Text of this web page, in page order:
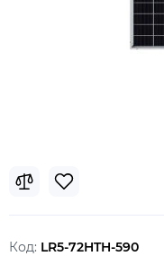
Код: LR5-72HTH-590